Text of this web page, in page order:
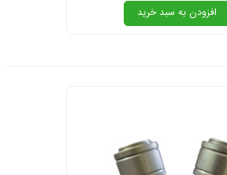
افزودن به سبد خرید